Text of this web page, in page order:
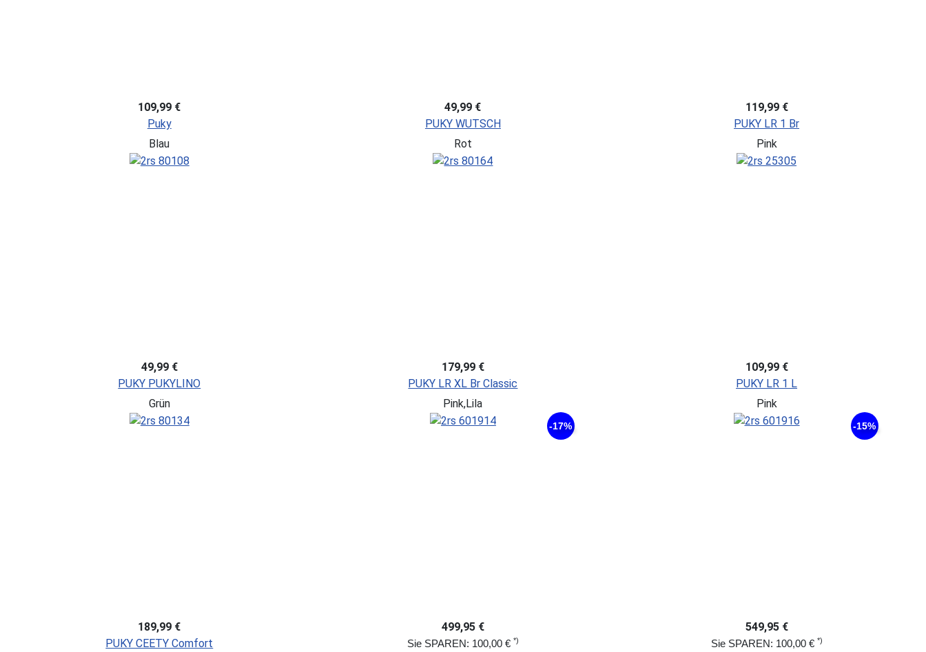
109,99 €
Puky
Blau
49,99 €
PUKY WUTSCH
Rot
119,99 €
PUKY LR 1 Br
Pink
49,99 €
PUKY PUKYLINO
Grün
179,99 €
PUKY LR XL Br Classic
Pink,Lila
109,99 €
PUKY LR 1 L
Pink
189,99 €
PUKY CEETY Comfort
-17%
499,95 €
Sie SPAREN: 100,00 € *)
-15%
549,95 €
Sie SPAREN: 100,00 € *)